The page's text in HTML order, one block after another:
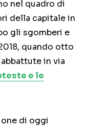
nel quadro di
della capitale in
gli sgomberi e
quando otto
in via
e le
di oggi